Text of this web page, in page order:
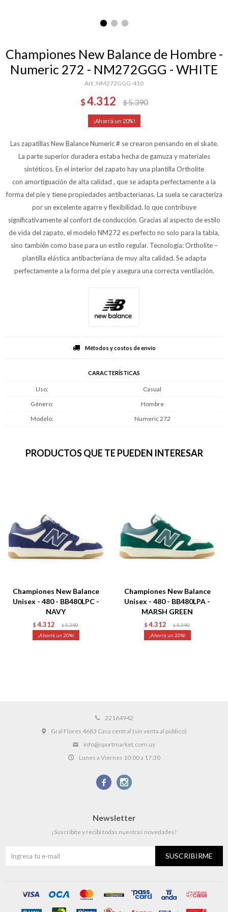
Championes New Balance de Hombre -
Numeric 272 - NM272GGG - WHITE
NM272GGG-410
$4.312 $5.390
20
Las zapatillas New Balance Numeric # se crearon pensando en el skate.
La parte superior duradera estaba hecha de gamuza y materiales
sintéticos. En el interior del zapato hay una plantilla Ortholite
con amortiguación de alta calidad , que se adapta perfectamente a la
forma del pie y tiene propiedades antibacterianas. La suela se caracteriza
por un excelente agarre y flexibilidad, lo que contribuye
significativamente al confort de conducción. Gracias al aspecto de estilo
de vida del zapato, el modelo NM272 es perfecto no solo para la tabla,
sino también como base para un estilo regular. Tecnología: Ortholite –
plantilla elástica antibacteriana de muy alta calidad. Se adapta
perfectamente a la forma del pie y asegura una correcta ventilación.
Métodos y costos de envío
CARACTERÍSTICAS
Uso
Casual
Género
Hombre
Modelo
Numeric 272
PRODUCTOS QUE TE PUEDEN INTERESAR
Championes New Balance
Unisex - 480 - BB480LPC -
NAVY
$ 4.312 $ 5.390
20
Championes New Balance
Unisex - 480 - BB480LPA -
MARSH GREEN
$ 4.312 $ 5.390
20
22164942
Gral Flores 4683 Casa central (sin venta al público)
info@sportmarket.com.uy
Lunes a Viernes 10:00 a 17:30
 
Newsletter
¡Suscribite y recibí todas nuestras novedades!
SUSCRIBIRME